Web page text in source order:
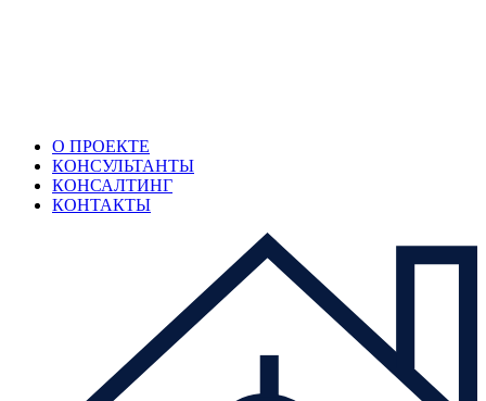
О ПРОЕКТЕ
КОНСУЛЬТАНТЫ
КОНСАЛТИНГ
КОНТАКТЫ